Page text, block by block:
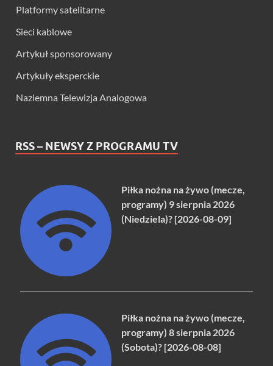
Platformy satelitarne
Sieci kablowe
Artykuł sponsorowany
Artykuły eksperckie
Naziemna Telewizja Analogowa
RSS – NEWSY Z PROGRAMU TV
Piłka nożna na żywo (mecze,
programy) 9 sierpnia 2026
(Niedziela)? [2026-08-09]
Piłka nożna na żywo (mecze,
programy) 8 sierpnia 2026
(Sobota)? [2026-08-08]